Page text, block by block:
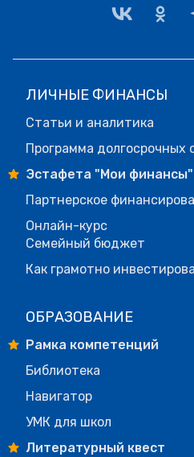
ЛИЧНЫЕ ФИНАНСЫ
Статьи и аналитика
Программа долгосрочных
Эстафета "Мои финансы"
Партнерское
Онлайн-курс
Семейный бюджет
Как грамотно
ОБРАЗОВАНИЕ
Рамка компетенций
Библиотека
Навигатор
УМК для школ
Литературный квест